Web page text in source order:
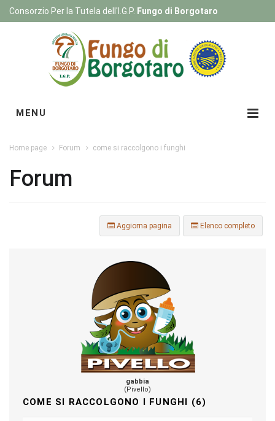
Consorzio Per la Tutela dell'I.G.P. Fungo di Borgotaro
MENU
Home page Forum come si raccolgono i funghi
Forum
Elenco completo
Aggiorna pagina
gabbia
(Pivello)
COME SI RACCOLGONO I FUNGHI (6)